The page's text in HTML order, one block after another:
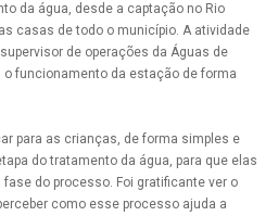
da água, desde a captação no Rio
casas de todo o município. A atividade
de operações da Águas de
o funcionamento da estação de forma
para as crianças, de forma simples e
do tratamento da água, para que elas
do processo. Foi gratificante ver o
como esse processo ajuda a